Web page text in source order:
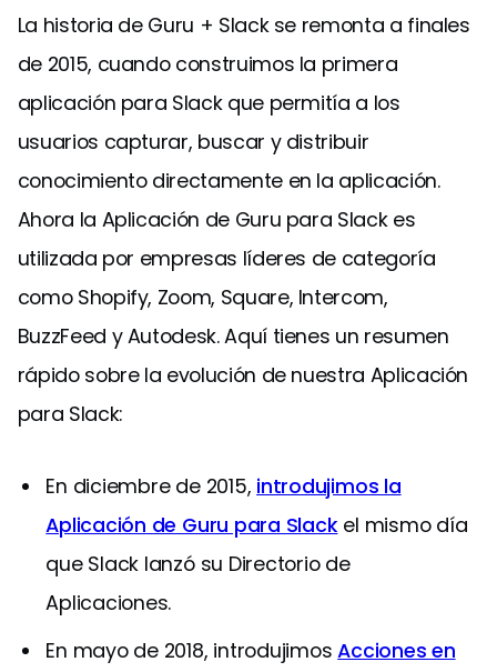
La historia de Guru + Slack se remonta a finales
de 2015, cuando construimos la primera
aplicación para Slack que permitía a los
usuarios capturar, buscar y distribuir
conocimiento directamente en la aplicación.
Ahora la Aplicación de Guru para Slack es
utilizada por empresas líderes de categoría
como Shopify, Zoom, Square, Intercom,
BuzzFeed y Autodesk. Aquí tienes un resumen
rápido sobre la evolución de nuestra Aplicación
para Slack:
En diciembre de 2015, introdujimos la
Aplicación de Guru para Slack el mismo día
que Slack lanzó su Directorio de
Aplicaciones.
En mayo de 2018, introdujimosAcciones en